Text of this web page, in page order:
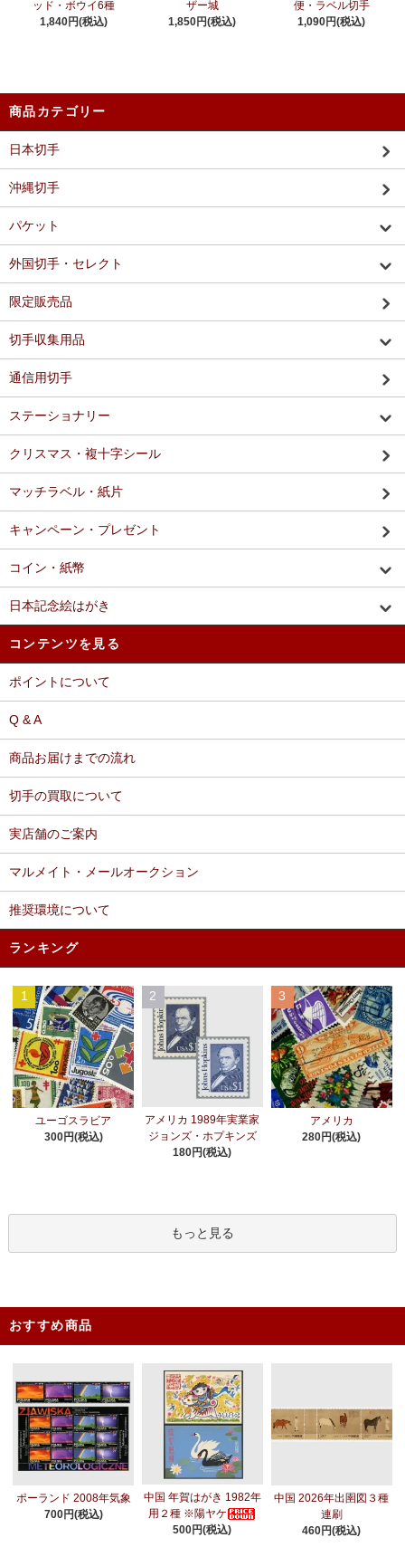
ッド・ボウイ6種
1,840円(税込)
ザー城
1,850円(税込)
便・ラベル切手
1,090円(税込)
商品カテゴリー
日本切手
沖縄切手
パケット
外国切手・セレクト
限定販売品
切手収集用品
通信用切手
ステーショナリー
クリスマス・複十字シール
マッチラベル・紙片
キャンペーン・プレゼント
コイン・紙幣
日本記念絵はがき
コンテンツを見る
ポイントについて
Q & A
商品お届けまでの流れ
切手の買取について
実店舗のご案内
マルメイト・メールオークション
推奨環境について
ランキング
1
ユーゴスラビア
300円(税込)
2
アメリカ 1989年実業家
ジョンズ・ホプキンズ
180円(税込)
3
アメリカ
280円(税込)
もっと見る
おすすめ商品
ポーランド 2008年気象
700円(税込)
中国 年賀はがき 1982年
用２種 ※陽ヤケ
500円(税込)
中国 2026年出圉図３種
連刷
460円(税込)